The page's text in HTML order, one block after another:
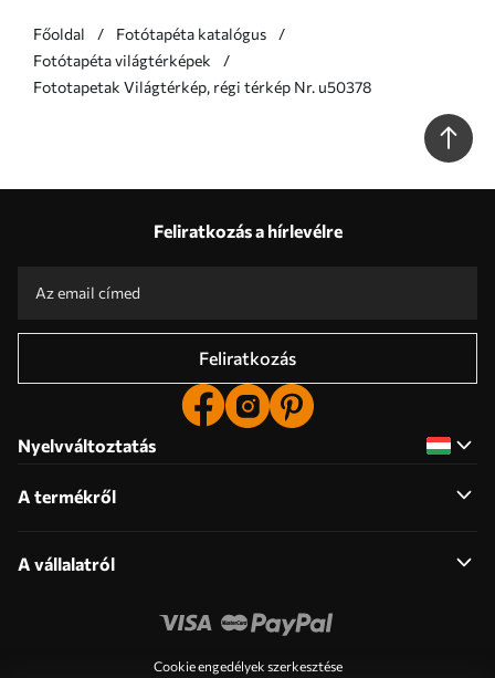
Főoldal
Fotótapéta katalógus
Fotótapéta világtérképek
Fototapetak Világtérkép, régi térkép Nr. u50378
Feliratkozás a hírlevélre
Feliratkozás
Nyelvváltoztatás
A termékről
A vállalatról
Cookie engedélyek szerkesztése